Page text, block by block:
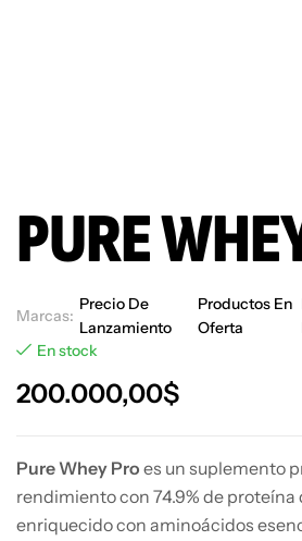
PURE
Marcas:
Precio De
Lanzamiento
Productos En
Oferta
En stock
200.000,00$
Pure Whey Pro es un suplemento
rendimiento con 74.9% de proteína
enriquecido con aminoácidos